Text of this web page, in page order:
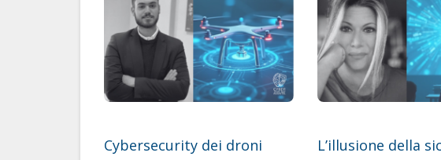
Cybersecurity dei droni L’illusione della